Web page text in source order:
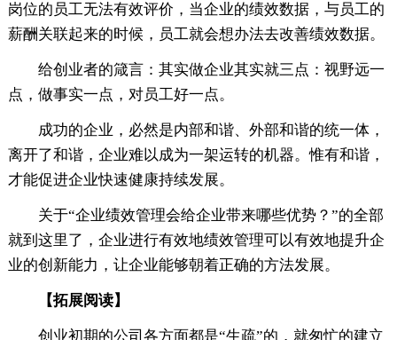
岗位的员工无法有效评价，当企业的绩效数据，与员工的
薪酬关联起来的时候，员工就会想办法去改善绩效数据。
给创业者的箴言：其实做企业其实就三点：视野远一
点，做事实一点，对员工好一点。
成功的企业，必然是内部和谐、外部和谐的统一体，
离开了和谐，企业难以成为一架运转的机器。惟有和谐，
才能促进企业快速健康持续发展。
关于“企业绩效管理会给企业带来哪些优势？”的全部
就到这里了，企业进行有效地绩效管理可以有效地提升企
业的创新能力，让企业能够朝着正确的方法发展。
【拓展阅读】
创业初期的公司各方面都是“生疏”的，就匆忙的建立